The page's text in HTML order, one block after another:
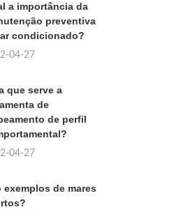
a importância da
preventiva
condicionado?
04-27
que serve a
de
de perfil
04-27
exemplos de mares